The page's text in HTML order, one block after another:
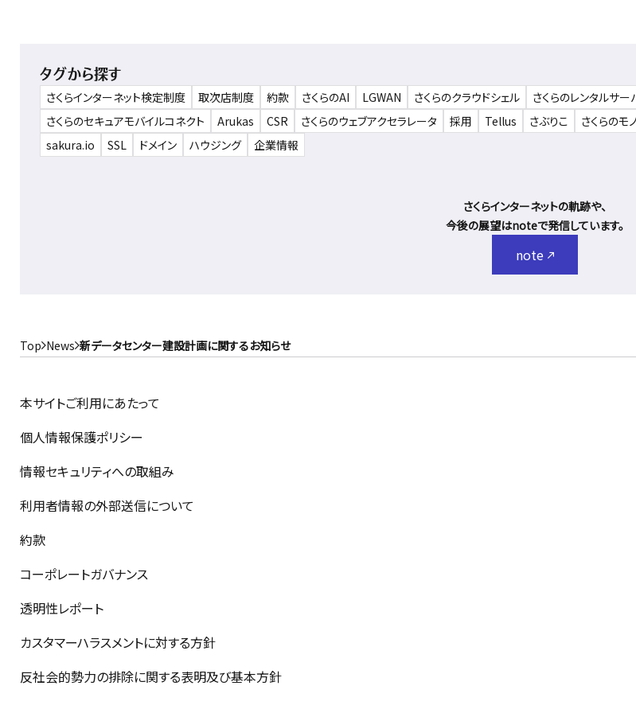
タグから探す
さくらインターネット検定制度 取次店制度 約款 さくらのAI LGWAN さくらのクラウドシェル さくらのレンタルサー
さくらのセキュアモバイルコネクト
Arukas CSR さくらのウェブアクセラレータ 採用 Tellus さぶりこ さくらのモ
sakura.io
SSL ドメイン ハウジング 企業情報
さくらインターネットの軌跡や、
今後の展望はnoteで発信しています。
note
Top News 新データセンター建設計画に関するお知らせ
本サイトご利用にあたって
個人情報保護ポリシー
情報セキュリティへの取組み
利用者情報の外部送信について
約款
コーポレートガバナンス
透明性レポート
カスタマーハラスメントに対する方針
反社会的勢力の排除に関する表明及び基本方針